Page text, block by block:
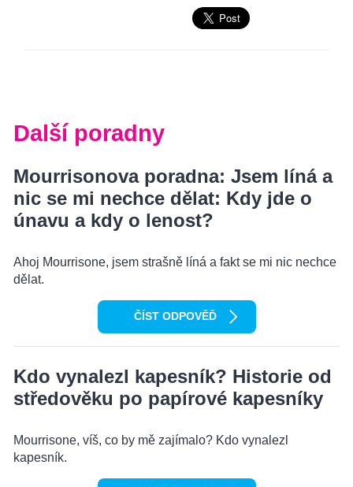
Další poradny
Mourrisonova poradna: Jsem líná a
nic se mi nechce dělat: Kdy jde o
únavu a kdy o lenost?
Ahoj Mourrisone, jsem strašně líná a fakt se mi nic nechce
dělat.
ČÍST ODPOVĚĎ
Kdo vynalezl kapesník? Historie od
středověku po papírové kapesníky
Mourrisone, víš, co by mě zajímalo? Kdo vynalezl
kapesník.